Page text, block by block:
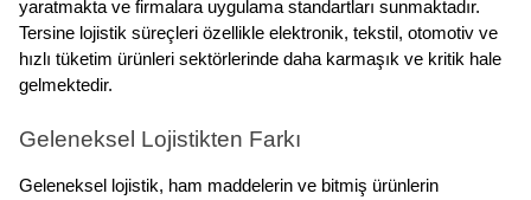
yaratmakta ve firmalara uygulama standartları sunmaktadır.
Tersine lojistik süreçleri özellikle elektronik, tekstil, otomotiv ve
hızlı tüketim ürünleri sektörlerinde daha karmaşık ve kritik hale
gelmektedir.
Geleneksel Lojistikten Farkı
Geleneksel lojistik, ham maddelerin ve bitmiş ürünlerin